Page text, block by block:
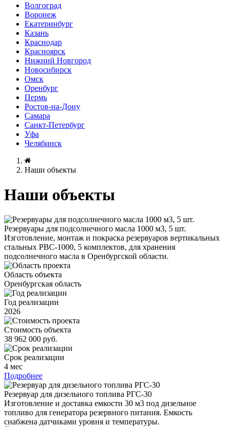
Волгоград
Воронеж
Екатеринбург
Казань
Краснодар
Красноярск
Нижний Новгород
Новосибирск
Омск
Оренбург
Пермь
Ростов-на-Дону
Самара
Санкт-Петербург
Уфа
Челябинск
Наши объекты
Наши объекты
Резервуары для подсолнечного масла 1000 м3, 5 шт.
Изготовление, монтаж и покраска резервуаров вертикальных
стальных РВС-1000, 5 комплектов, для хранения
подсолнечного масла в Оренбургской области.
Область объекта
Оренбургская область
Год реализации
2026
Стоимость объекта
38 962 000 руб.
Срок реализации
4 мес
Подробнее
Резервуар для дизельного топлива РГС-30
Изготовление и доставка емкости 30 м3 под дизельное
топливо для генератора резервного питания. Емкость
снабжена датчиками уровня и температуры.